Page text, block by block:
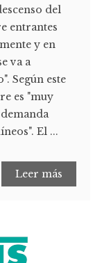
del
entrantes
y en
va a
Según este
es "muy
El ...
Leer más